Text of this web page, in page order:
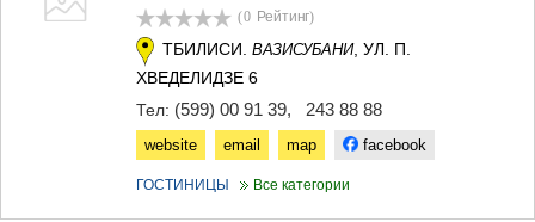
(0 Рейтинг)
ТБИЛИСИ. ВАЗИСУБАНИ, УЛ. П.
ХВЕДЕЛИДЗЕ 6
Тел: (599) 00 91 39, 243 88 88
website email map facebook
ГОСТИНИЦЫ Все категории